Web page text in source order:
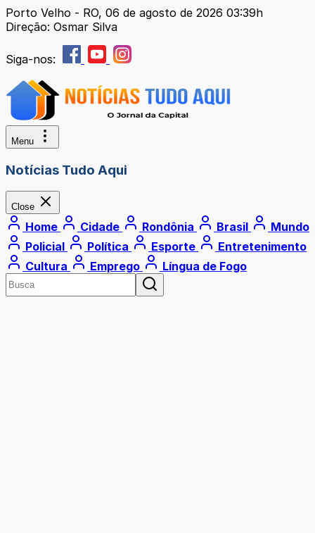
Porto Velho - RO, 06 de agosto de 2026 03:39h
Direção: Osmar Silva
Siga-nos:
Menu
Notícias Tudo Aqui
Close
Home Cidade Rondônia Brasil
Mundo
Policial
Política Esporte
Entretenimento
Cultura
Emprego Língua de Fogo